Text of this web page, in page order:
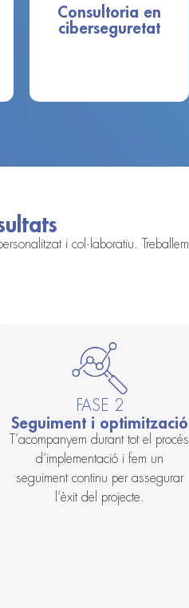
Consultoria en
ciberseguretat
i col·laboratiu. Treballem
FASE 2
Seguiment i optimització
T’acompanyem durant tot el procés
d’implementació i fem un
seguiment continu per assegurar
l’èxit del projecte.